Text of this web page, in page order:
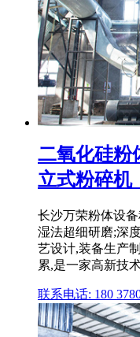
二氧化硅粉
立式粉碎机
长沙万荣粉体设
湿法超细研磨;深
艺设计,装备生产
累,是一家高新技
联系电话: 180